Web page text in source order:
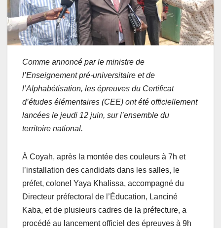
Comme annoncé par le ministre de
l’Enseignement pré-universitaire et de
l’Alphabétisation, les épreuves du Certificat
d’études élémentaires (CEE) ont été officiellement
lancées le jeudi 12 juin, sur l’ensemble du
territoire national.
À Coyah, après la montée des couleurs à 7h et
l’installation des candidats dans les salles, le
préfet, colonel Yaya Khalissa, accompagné du
Directeur préfectoral de l’Éducation, Lanciné
Kaba, et de plusieurs cadres de la préfecture, a
procédé au lancement officiel des épreuves à 9h